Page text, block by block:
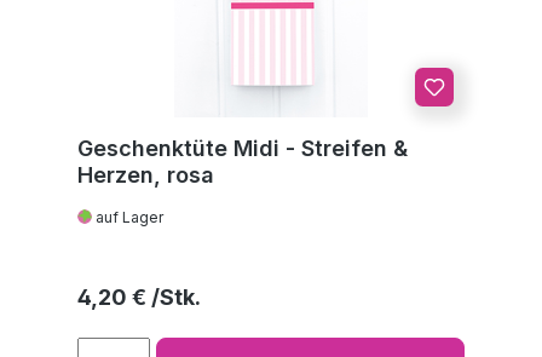
Geschenktüte Midi - Streifen &
Herzen, rosa
auf Lager
Regulärer Preis:
4,20 €